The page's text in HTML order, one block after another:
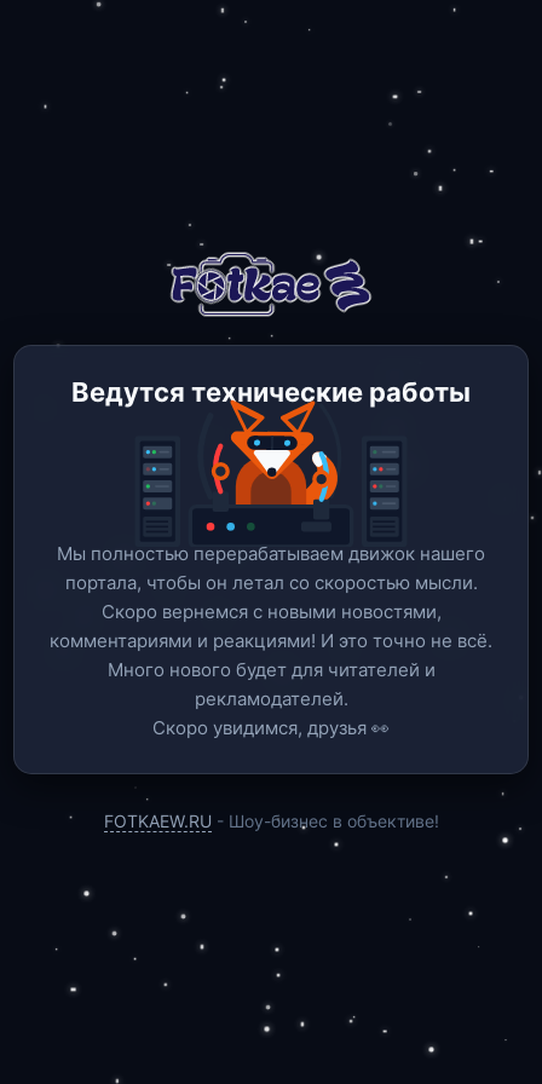
Ведутся технические работы
Мы полностью перерабатываем движок нашего
портала, чтобы он летал со скоростью мысли.
Скоро вернемся c новыми новостями,
комментариями и реакциями! И это точно не всё.
Много нового будет для читателей и
рекламодателей.
Скоро увидимся, друзья 👀
FOTKAEW.RU - Шоу-бизнес в объективе!